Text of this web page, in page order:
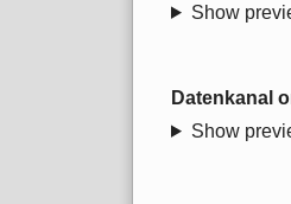
Show
Datenkanal
Show